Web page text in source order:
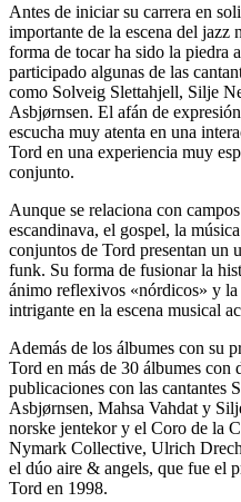
Antes de iniciar su carrera en
importante de la escena del jazz
forma de tocar ha sido la piedra
participado algunas de las
como Solveig Slettahjell, Silje
Asbjørnsen. El afán de
escucha muy atenta en una
Tord en una experiencia muy
conjunto.
Aunque se relaciona con
escandinava, el gospel, la
conjuntos de Tord presentan un
funk. Su forma de fusionar la
ánimo reflexivos «nórdicos» y
intrigante en la escena musical
Además de los álbumes con su
Tord en más de 30 álbumes con
publicaciones con las cantantes
Asbjørnsen, Mahsa Vahdat y
norske jentekor y el Coro de la
Nymark Collective, Ulrich
el dúo aire & angels, que fue el
Tord en 1998.